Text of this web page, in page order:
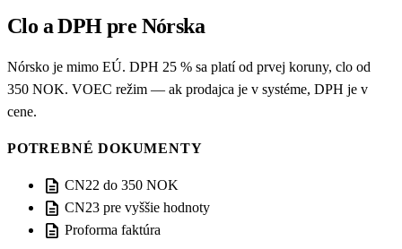
Clo a DPH pre Nórska
Nórsko je mimo EÚ. DPH 25 % sa platí od prvej koruny, clo od
350 NOK. VOEC režim — ak prodajca je v systéme, DPH je v
cene.
POTREBNÉ DOKUMENTY
description CN22 do 350 NOK
description CN23 pre vyššie hodnoty
description Proforma faktúra